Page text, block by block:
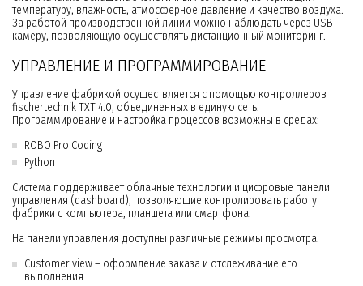
температуру, влажность, атмосферное давление и качество воздуха.
За работой производственной линии можно наблюдать через USB-
камеру, позволяющую осуществлять дистанционный мониторинг.
УПРАВЛЕНИЕ И ПРОГРАММИРОВАНИЕ
Управление фабрикой осуществляется с помощью контроллеров
fischertechnik TXT 4.0, объединенных в единую сеть.
Программирование и настройка процессов возможны в средах:
ROBO Pro Coding
Python
Система поддерживает облачные технологии и цифровые панели
управления (dashboard), позволяющие контролировать работу
фабрики с компьютера, планшета или смартфона.
На панели управления доступны различные режимы просмотра:
Customer view – оформление заказа и отслеживание его
выполнения